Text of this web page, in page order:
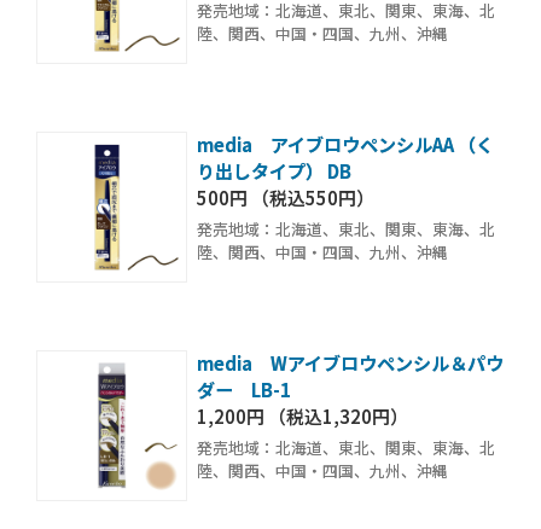
発売地域：北海道、東北、関東、東海、北
陸、関西、中国・四国、九州、沖縄
media アイブロウペンシルAA （く
り出しタイプ） DB
500円 （税込550円）
発売地域：北海道、東北、関東、東海、北
陸、関西、中国・四国、九州、沖縄
media Wアイブロウペンシル＆パウ
ダー LB-1
1,200円 （税込1,320円）
発売地域：北海道、東北、関東、東海、北
陸、関西、中国・四国、九州、沖縄